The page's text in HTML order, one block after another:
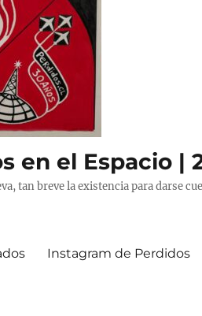
en el Espacio |
tan breve la existencia para darse
Instagram de Perdidos